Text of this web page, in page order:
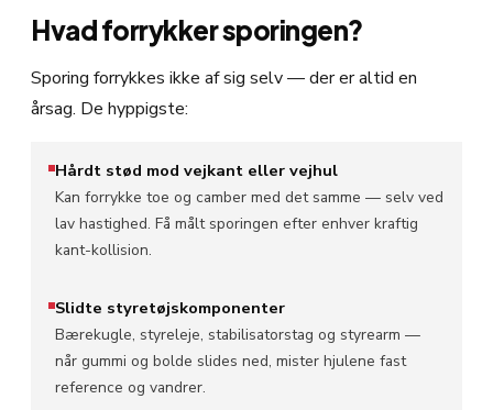
Hvad forrykker sporingen?
Sporing forrykkes ikke af sig selv — der er altid en
årsag. De hyppigste:
Hårdt stød mod vejkant eller vejhul
Kan forrykke toe og camber med det samme — selv ved
lav hastighed. Få målt sporingen efter enhver kraftig
kant-kollision.
Slidte styretøjskomponenter
Bærekugle, styreleje, stabilisatorstag og styrearm —
når gummi og bolde slides ned, mister hjulene fast
reference og vandrer.